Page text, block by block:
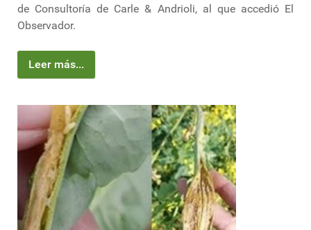
de Consultoría de Carle & Andrioli, al que accedió El
Observador.
Leer más...